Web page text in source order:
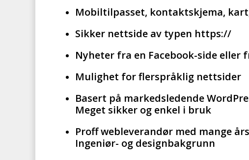
Mobiltilpasset, kontaktskjema,
Sikker nettside av typen https://
Nyheter fra en Facebook-side
Mulighet for flerspråklig nettsider
Basert på markedsledende
Meget sikker og enkel i bruk
Proff webleverandør med mange
Ingeniør- og designbakgrunn